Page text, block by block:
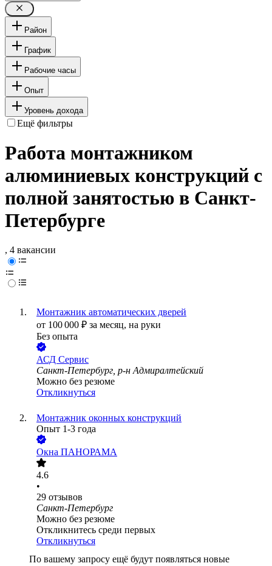
Район
График
Рабочие часы
Опыт
Уровень дохода
Ещё фильтры
Работа монтажником
алюминиевых конструкций с
полной занятостью в Санкт-
Петербурге
, 4 вакансии
Монтажник автоматических дверей
от 100 000 ₽ за месяц, на руки
Без опыта
АСД Сервис
Санкт-Петербург, р-н Адмиралтейский
Можно без резюме
Откликнуться
Монтажник оконных конструкций
Опыт 1-3 года
Окна ПАНОРАМА
4.6
•
29 отзывов
Санкт-Петербург
Можно без резюме
Откликнитесь среди первых
Откликнуться
По вашему запросу ещё будут появляться новые